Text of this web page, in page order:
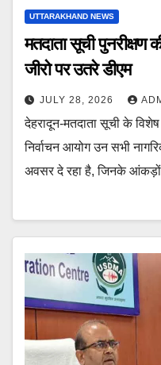
UTTARAKHAND NEWS
मतदाता सूची पुनरीक्षण
जीरो पर उतरे डीएम
JULY 28, 2026
देहरादून-मतदाता सूची के
निर्वाचन आयोग उन सभी
अवसर दे रहा है, जिनके